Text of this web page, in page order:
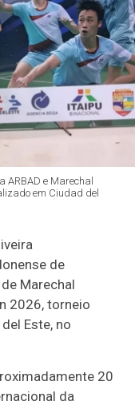
ARBAD e Marechal
em Ciudad del
de
Marechal
2026, torneio
Este, no
20
da